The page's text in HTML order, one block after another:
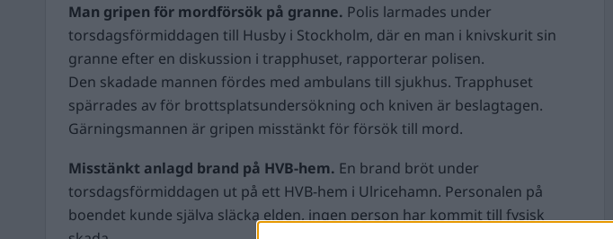
Man gripen för mordförsök på granne. Polis larmades under
torsdagsförmiddagen till Husby i Stockholm, där en man i knivskurit sin
granne efter en diskussion i trapphuset, rapporterar polisen.
Den skadade mannen fördes med ambulans till sjukhus. Trapphuset
spärrades av för brottsplatsundersökning och kniven är beslagtagen.
Gärningsmannen är gripen misstänkt för försök till mord.
Misstänkt anlagd brand på HVB-hem. En brand bröt under
torsdagsförmiddagen ut på ett HVB-hem i Ulricehamn. Personalen på
boendet kunde själva släcka elden, ingen person har kommit till fysisk